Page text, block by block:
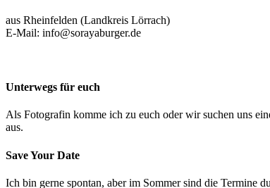
aus Rheinfelden (Landkreis Lörrach)
E-Mail: info@sorayaburger.de
Unterwegs für euch
Als Fotografin komme ich zu euch oder wir suchen uns
aus.
Save Your Date
Ich bin gerne spontan, aber im Sommer sind die Termine